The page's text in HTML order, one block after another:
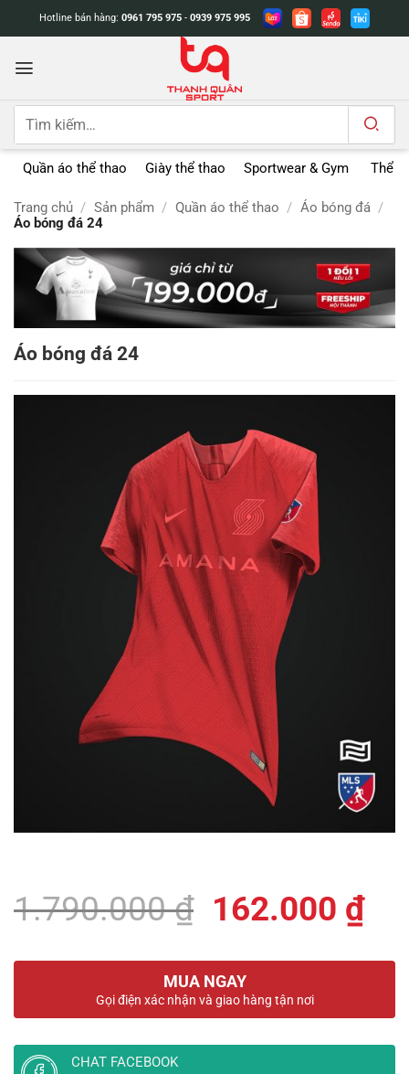
dung
Hotline bán hàng: 0961 795 975 - 0939 975 995
Tìm
Quần áo thể thao Giày thể thao Sportwear & Gym Thể
Trang chủ / Sản phẩm / Quần áo thể thao / Áo bóng đá /
Áo bóng đá 24
Áo bóng đá 24
1.790.000₫ Giá
là:
1.790.000 ₫.
162.000 ₫
tại
là:
MUA NGAY
Gọi điện xác nhận và giao hàng tận nơi
CHAT FACEBOOK